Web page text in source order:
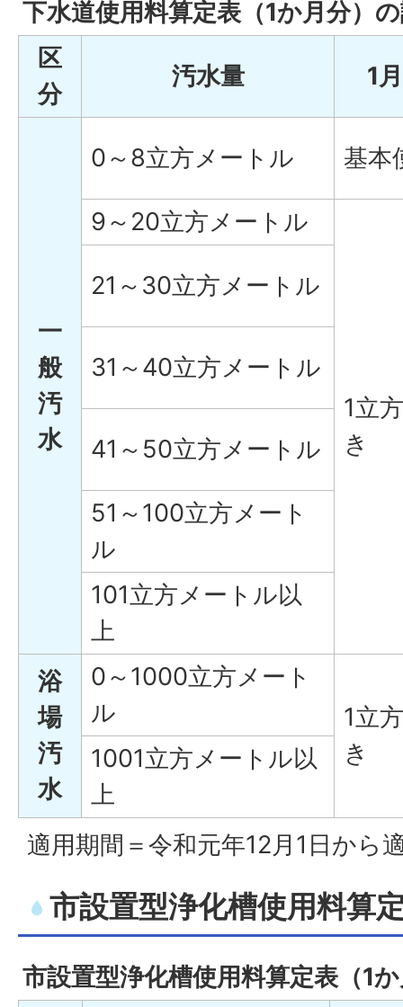
下水道使用料算定表（1か月分）
区
分
汚水量 1
一
般
汚
水
0～8立方メートル 基本
9～20立方メートル
1立
き
21～30立方メートル
31～40立方メートル
41～50立方メートル
51～100立方メート
ル
101立方メートル以
上
浴
場
汚
水
0～1000立方メート
ル
1立
き
1001立方メートル以
上
適用期間＝令和元年12月1日から
市設置型浄化槽使用料算
市設置型浄化槽使用料算定表（1